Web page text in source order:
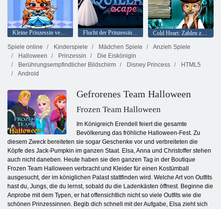
Kleine Prinzessin verkleiden sich Flucht der Prinzessin Quilla
Cold Heart: Zahlen zum Gesicht Annas für Halloween
Spiele online
Kinderspiele Mädchen Spiele
Anzieh Spiele
Halloween
Prinzessin
Die Eiskönigin
Berührungsempfindlicher Bildschirm
Disney Princess
HTML5
Android
Gefrorenes Team Halloween
Frozen Team Halloween
Im Königreich Erendell feiert die gesamte
Bevölkerung das fröhliche Halloween-Fest. Zu
diesem Zweck bereiteten sie sogar Geschenke vor und verbreiteten die
Köpfe des Jack-Pumpkin im ganzen Staat. Elsa, Anna und Christoffer stehen
auch nicht daneben. Heute haben sie den ganzen Tag in der Boutique
Frozen Team Halloween verbracht und Kleider für einen Kostümball
ausgesucht, der im königlichen Palast stattfinden wird. Welche Art von Outfits
hast du, Jungs, die du lernst, sobald du die Ladenkästen öffnest. Beginne die
Anprobe mit dem Typen, er hat offensichtlich nicht so viele Outfits wie die
schönen Prinzessinnen. Begib dich schnell mit der Aufgabe, Elsa zieht sich